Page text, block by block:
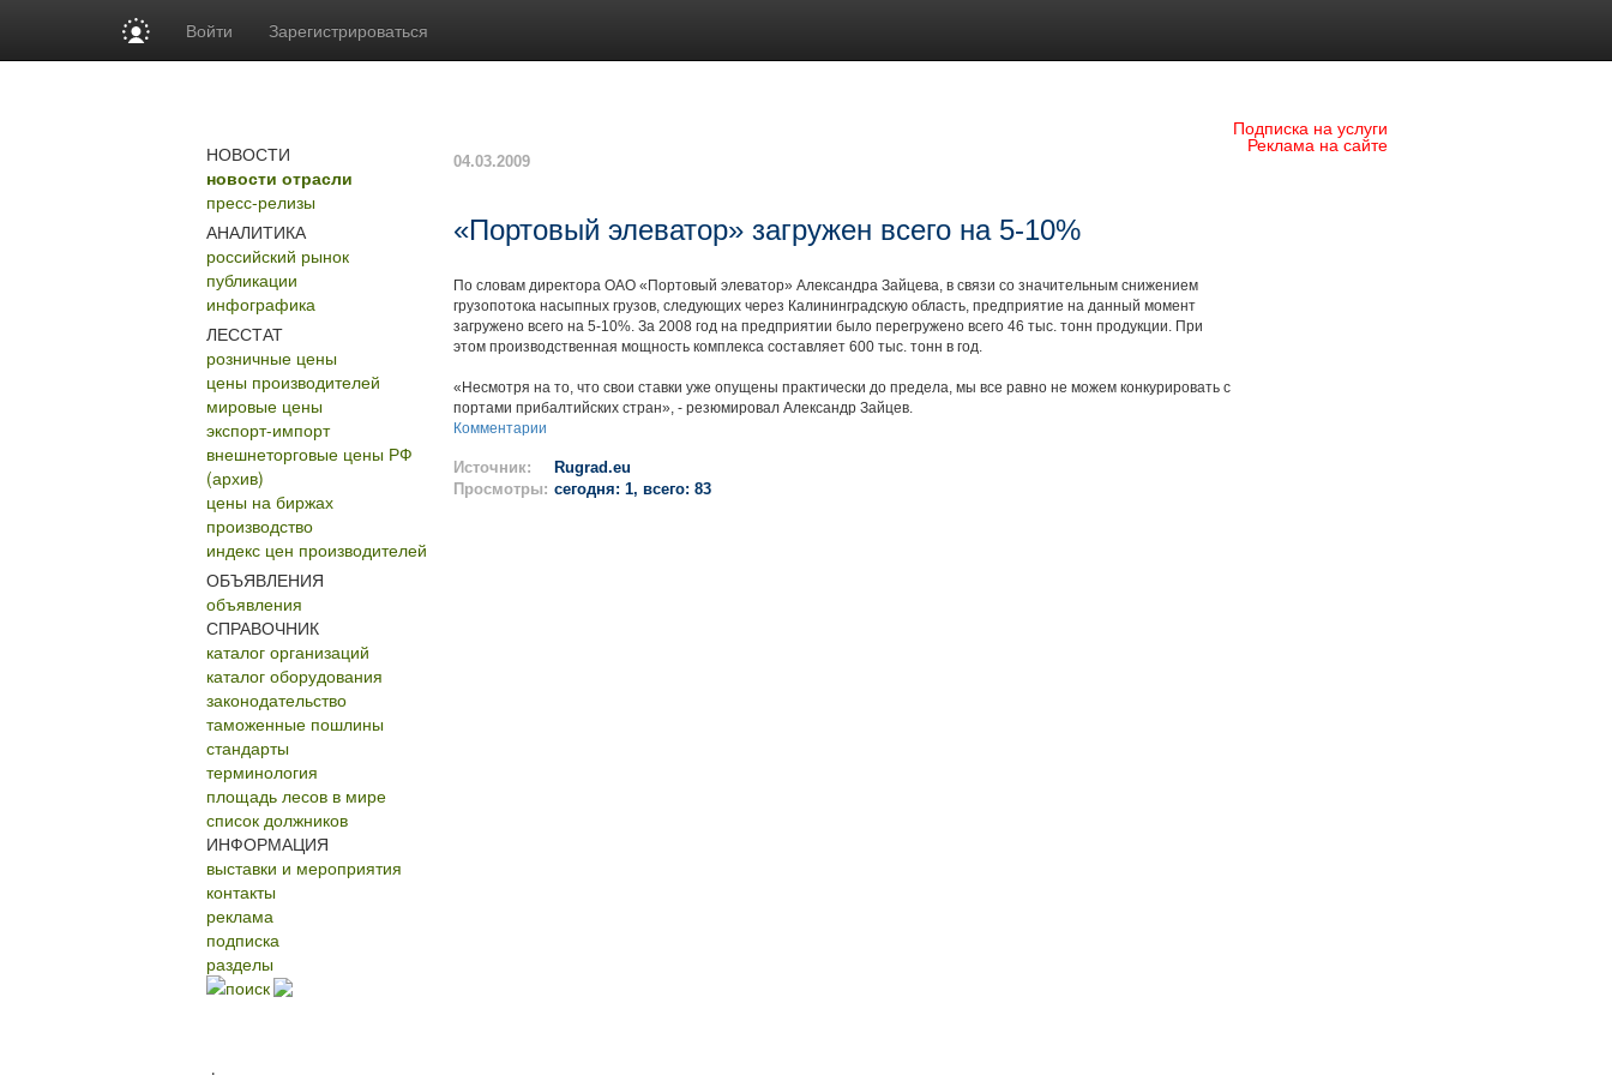
Войти Зарегистрироваться
НОВОСТИ
новости отрасли
пресс-релизы
АНАЛИТИКА
российский рынок
публикации
инфографика
ЛЕССТАТ
розничные цены
цены производителей
мировые цены
экспорт-импорт
внешнеторговые цены РФ
(архив)
цены на биржах
производство
индекс цен производителей
ОБЪЯВЛЕНИЯ
объявления
СПРАВОЧНИК
каталог организаций
каталог оборудования
законодательство
таможенные пошлины
стандарты
терминология
площадь лесов в мире
список должников
ИНФОРМАЦИЯ
выставки и мероприятия
контакты
реклама
подписка
разделы
поиск
Подписка на услуги
Реклама на сайте
04.03.2009
«Портовый элеватор» загружен всего на 5-10%
По словам директора ОАО «Портовый элеватор» Александра Зайцева, в связи со значительным снижением
грузопотока насыпных грузов, следующих через Калининградскую область, предприятие на данный момент
загружено всего на 5-10%. За 2008 год на предприятии было перегружено всего 46 тыс. тонн продукции. При
этом производственная мощность комплекса составляет 600 тыс. тонн в год.
«Несмотря на то, что свои ставки уже опущены практически до предела, мы все равно не можем конкурировать с
портами прибалтийских стран», - резюмировал Александр Зайцев.
Комментарии
Источник:
Rugrad.eu
Просмотры: сегодня: 1, всего: 83